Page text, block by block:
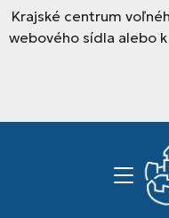
Krajské centrum
webového sídla alebo